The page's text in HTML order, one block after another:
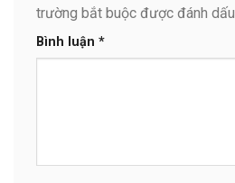
trường bắt buộc được đánh dấu
Bình luận *